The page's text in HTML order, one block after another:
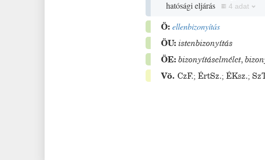
hatósági eljárás
4 adat
Ö: ellenbizonyítás
ÖU: istenbizonyítás
ÖE: bizonyításelmélet,
Vö.CzF.;ÉrtSz.;ÉKsz.;